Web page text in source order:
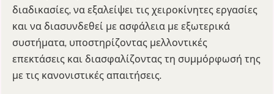
διαδικασίες, να εξαλείψει τις χειροκίνητες εργασίες
και να διασυνδεθεί με ασφάλεια με εξωτερικά
συστήματα, υποστηρίζοντας μελλοντικές
επεκτάσεις και διασφαλίζοντας τη συμμόρφωσή της
με τις κανονιστικές απαιτήσεις.